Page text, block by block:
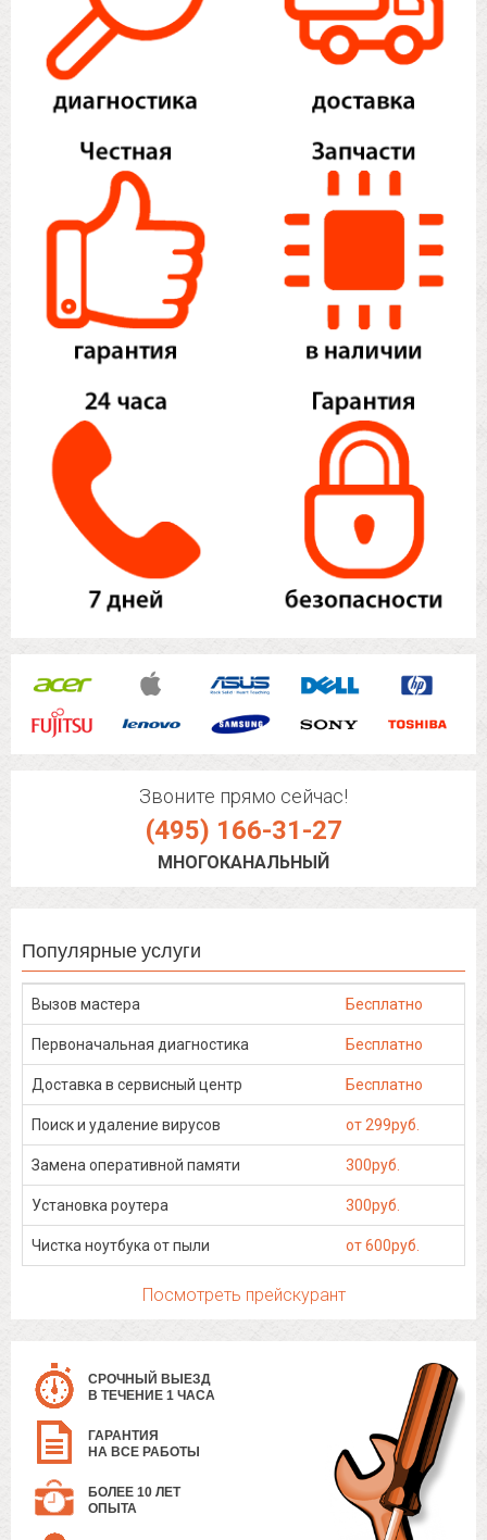
Звоните прямо сейчас!
(495) 166-31-27
МНОГОКАНАЛЬНЫЙ
Популярные услуги
Вызов мастера Бесплатно
Первоначальная диагностика Бесплатно
Доставка в сервисный центр Бесплатно
Поиск и удаление вирусов от 299руб.
Замена оперативной памяти 300руб.
Установка роутера 300руб.
Чистка ноутбука от пыли от 600руб.
Посмотреть прейскурант
СРОЧНЫЙ ВЫЕЗД
В ТЕЧЕНИЕ 1 ЧАСА
ГАРАНТИЯ
НА ВСЕ РАБОТЫ
БОЛЕЕ 10 ЛЕТ
ОПЫТА